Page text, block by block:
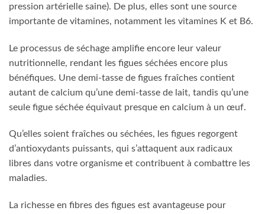
pression artérielle saine). De plus, elles sont une source
importante de vitamines, notamment les vitamines K et B6.
Le processus de séchage amplifie encore leur valeur
nutritionnelle, rendant les figues séchées encore plus
bénéfiques. Une demi-tasse de figues fraîches contient
autant de calcium qu’une demi-tasse de lait, tandis qu’une
seule figue séchée équivaut presque en calcium à un œuf.
Qu’elles soient fraîches ou séchées, les figues regorgent
d’antioxydants puissants, qui s’attaquent aux radicaux
libres dans votre organisme et contribuent à combattre les
maladies.
La richesse en fibres des figues est avantageuse pour